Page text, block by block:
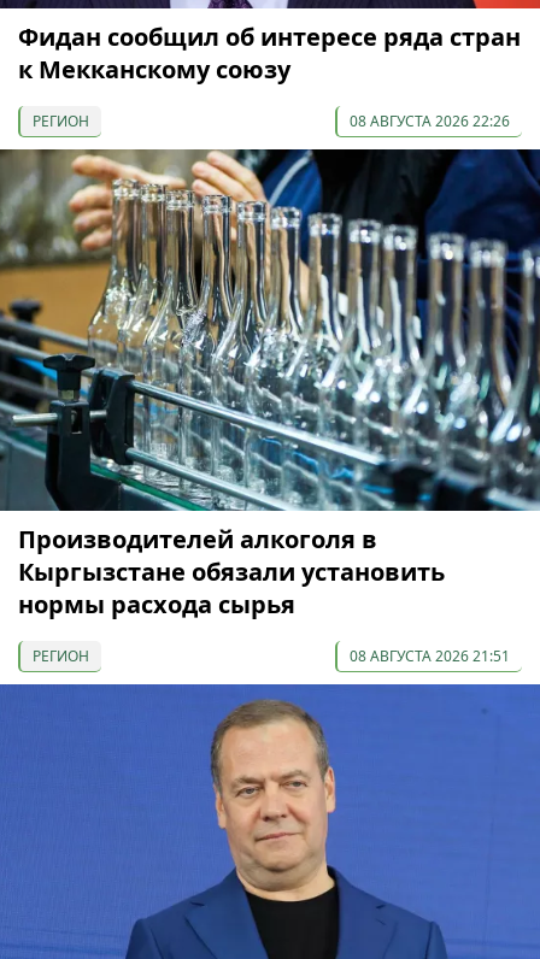
Фидан сообщил об интересе ряда стран
к Мекканскому союзу
РЕГИОН 08 АВГУСТА 2026 22:26
Производителей алкоголя в
Кыргызстане обязали установить
нормы расхода сырья
РЕГИОН 08 АВГУСТА 2026 21:51